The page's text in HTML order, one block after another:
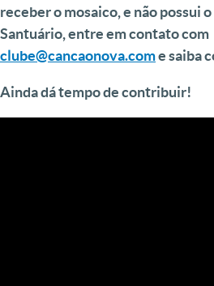
receber o mosaico, e não possui
Santuário, entre em contato com
clube@cancaonova.come saiba
Ainda dá tempo de contribuir!